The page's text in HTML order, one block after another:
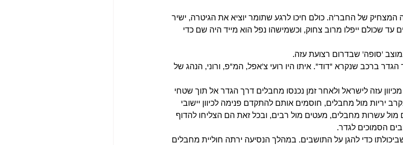
של החבר'ה. כולם חיכו לרגע שתומר יוציא את הגיטרה, ישיר
עד שכולם ייפלו מרוב צחוק, וכשמישהו נפל הוא מייד היה שם כדי
'סופה' שבדרום רצועת עזה.
ברכב שנקרא "דוד". איתו היו רועי צ'אפל, המ"פ, ורוני, הנהג של
עזה לישראל ולאחר זמן נכנסו מחבלים דרך הגדר אל תוך שטחי
יריות מול מחבלים, חוסמים אותם להתקדם פנימה לכיוון יישובי
מול עשרות מחבלים, מעטים מול רבים, ובכל זאת הם הצליחו להדוף
הסמוכים לגדר.
כדי להגן על התושבים. במהלך הנסיעה ירתה חוליית מחבלים